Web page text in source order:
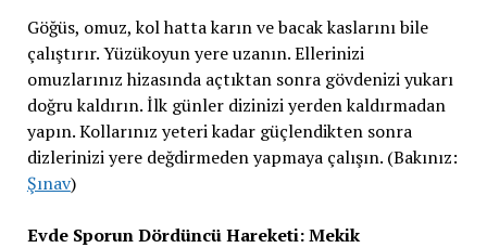
Göğüs, omuz, kol hatta karın ve bacak kaslarını bile
çalıştırır. Yüzükoyun yere uzanın. Ellerinizi
omuzlarınız hizasında açtıktan sonra gövdenizi yukarı
doğru kaldırın. İlk günler dizinizi yerden kaldırmadan
yapın. Kollarınız yeteri kadar güçlendikten sonra
dizlerinizi yere değdirmeden yapmaya çalışın. (Bakınız:
Şınav)
Evde Sporun Dördüncü Hareketi: Mekik